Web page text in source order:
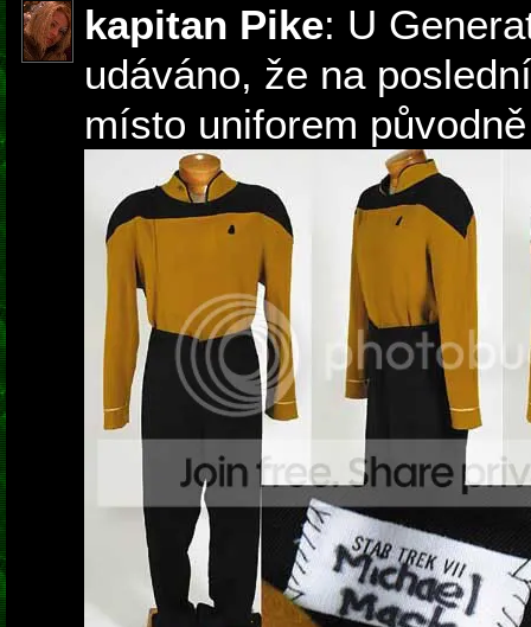
kapitan Pike: U
udáváno, že na
místo uniforem